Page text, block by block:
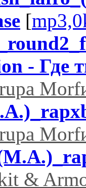
[
- Где
&